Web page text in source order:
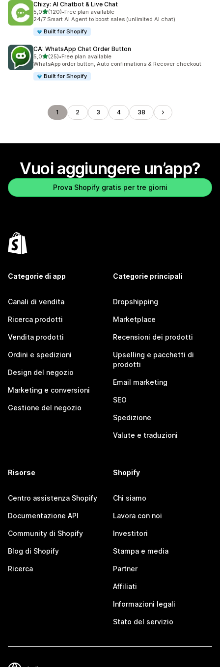
Chizy: AI Chatbot & Live Chat
5,0stelle su 5
(120)
120 recensioni totali
•Free plan available
24/7 Smart AI Agent to boost sales (unlimited AI chat)
Built for Shopify
CA: WhatsApp Chat Order Button
5,0stelle su 5
(25)
25 recensioni totali
•Free plan available
WhatsApp order button, Auto confirmations & Recover checkout
Built for Shopify
1 2 3 4 38
Vuoi aggiungere un’app?
Prova Shopify gratis per tre giorni
Categorie di app
Canali di vendita
Ricerca prodotti
Vendita prodotti
Ordini e spedizioni
Design del negozio
Marketing e conversioni
Gestione del negozio
Categorie principali
Dropshipping
Marketplace
Recensioni dei prodotti
Upselling e pacchetti di
prodotti
Email marketing
SEO
Spedizione
Valute e traduzioni
Risorse
Centro assistenza Shopify
Documentazione API
Community di Shopify
Blog di Shopify
Ricerca
Shopify
Chi siamo
Lavora con noi
Investitori
Stampa e media
Partner
Affiliati
Informazioni legali
Stato del servizio